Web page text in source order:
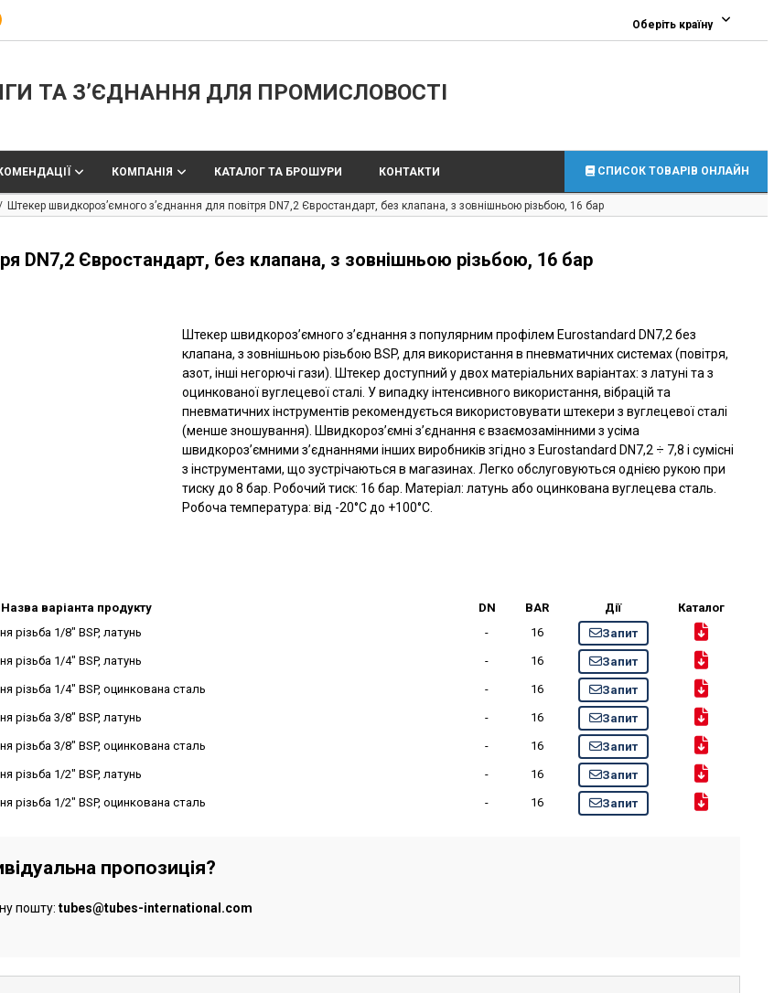
Оберіть країну
ТА З’ЄДНАННЯ ДЛЯ ПРОМИСЛОВОСТІ
КОМПАНІЯ КАТАЛОГ ТА БРОШУРИ КОНТАКТИ СПИСОК ТОВАРІВ ОНЛАЙН
Штекер швидкороз’ємного з’єднання для повітря DN7,2 Євростандарт, без клапана, з зовнішньою різьбою, 16 бар
DN7,2 Євростандарт, без клапана, з зовнішньою різьбою, 16 бар
Штекер швидкороз’ємного з’єднання з популярним профілем Eurostandard DN7,2 без
клапана, з зовнішньою різьбою BSP, для використання в пневматичних системах (повітря,
азот, інші негорючі гази). Штекер доступний у двох матеріальних варіантах: з латуні та з
оцинкованої вуглецевої сталі. У випадку інтенсивного використання, вібрацій та
пневматичних інструментів рекомендується використовувати штекери з вуглецевої сталі
(менше зношування). Швидкороз’ємні з’єднання є взаємозамінними з усіма
швидкороз’ємними з’єднаннями інших виробників згідно з Eurostandard DN7,2 ÷ 7,8 і сумісні
з інструментами, що зустрічаються в магазинах. Легко обслуговуються однією рукою при
тиску до 8 бар. Робочий тиск: 16 бар. Матеріал: латунь або оцинкована вуглецева сталь.
Робоча температура: від -20°C до +100°C.
Назва варіанта продукту DN BAR Дії
Каталог
різьба 1/8" BSP, латунь - 16
Запит
різьба 1/4" BSP, латунь - 16
Запит
різьба 1/4" BSP, оцинкована сталь - 16
Запит
різьба 3/8" BSP, латунь - 16
Запит
різьба 3/8" BSP, оцинкована сталь - 16
Запит
різьба 1/2" BSP, латунь - 16
Запит
різьба 1/2" BSP, оцинкована сталь - 16 Запит
пропозиція?
пошту: tubes@tubes-international.com